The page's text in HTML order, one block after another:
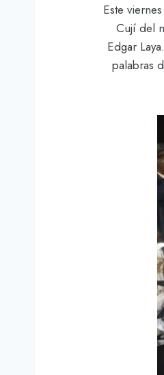
Este viernes
Cují del
Edgar
palabras